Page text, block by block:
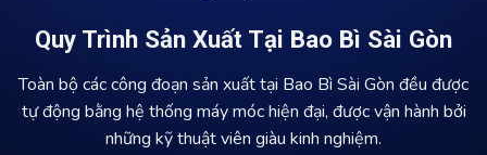
Quy Trình Sản Xuất Tại Bao Bì Sài Gòn
Toàn bộ các công đoạn sản xuất tại Bao Bì Sài Gòn đều được
tự động bằng hệ thống máy móc hiện đại, được vận hành bởi
những kỹ thuật viên giàu kinh nghiệm.